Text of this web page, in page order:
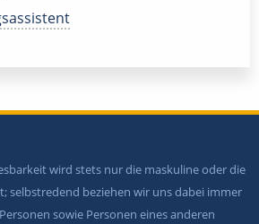
wird stets nur die maskuline oder die
selbstredend beziehen wir uns dabei immer
sowie Personen eines anderen